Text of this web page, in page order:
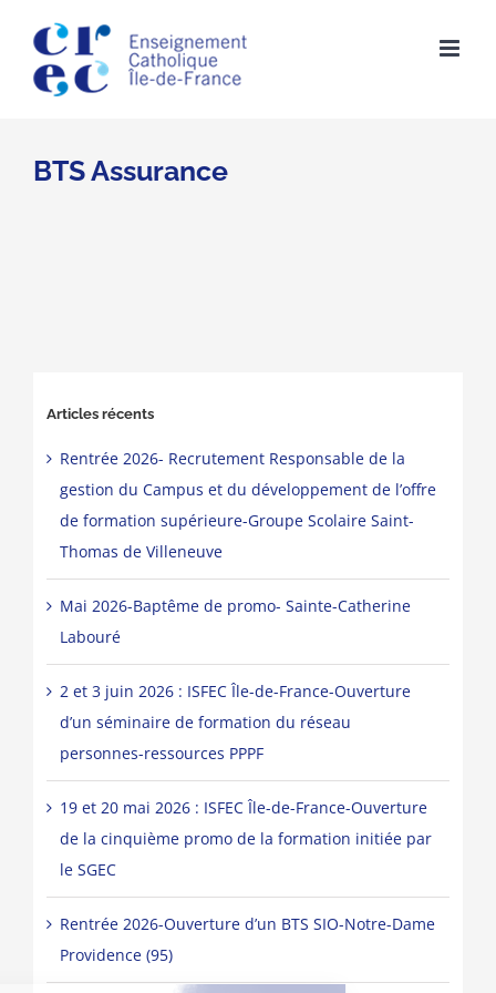
content
BTS Assurance
Articles récents
Rentrée 2026- Recrutement Responsable de la
gestion du Campus et du développement de l’offre
de formation supérieure-Groupe Scolaire Saint-
Thomas de Villeneuve
Mai 2026-Baptême de promo- Sainte-Catherine
Labouré
2 et 3 juin 2026 : ISFEC Île-de-France-Ouverture
d’un séminaire de formation du réseau
personnes-ressources PPPF
19 et 20 mai 2026 : ISFEC Île-de-France-Ouverture
de la cinquième promo de la formation initiée par
le SGEC
Rentrée 2026-Ouverture d’un BTS SIO-Notre-Dame
Providence (95)